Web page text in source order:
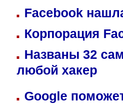
Facebook
Корпорация
Названы 32
любой хакер
Google